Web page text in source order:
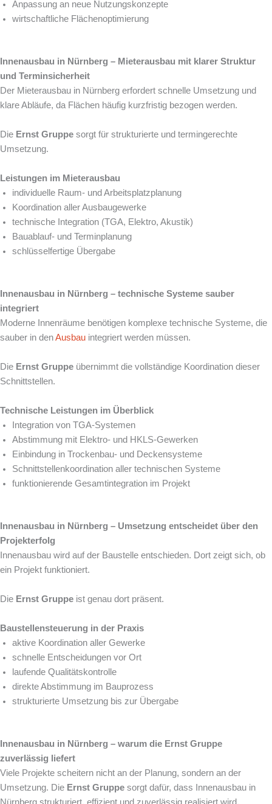
Anpassung an neue Nutzungskonzepte
wirtschaftliche Flächenoptimierung
Innenausbau in Nürnberg – Mieterausbau mit klarer Struktur
und Terminsicherheit
Der Mieterausbau in Nürnberg erfordert schnelle Umsetzung und
klare Abläufe, da Flächen häufig kurzfristig bezogen werden.
Die Ernst Gruppe sorgt für strukturierte und termingerechte
Umsetzung.
Leistungen im Mieterausbau
individuelle Raum- und Arbeitsplatzplanung
Koordination aller Ausbaugewerke
technische Integration (TGA, Elektro, Akustik)
Bauablauf- und Terminplanung
schlüsselfertige Übergabe
Innenausbau in Nürnberg – technische Systeme sauber
integriert
Moderne Innenräume benötigen komplexe technische Systeme, die
sauber in denAusbau integriert werden müssen.
Die Ernst Gruppe übernimmt die vollständige Koordination dieser
Schnittstellen.
Technische Leistungen im Überblick
Integration von TGA-Systemen
Abstimmung mit Elektro- und HKLS-Gewerken
Einbindung in Trockenbau- und Deckensysteme
Schnittstellenkoordination aller technischen Systeme
funktionierende Gesamtintegration im Projekt
Innenausbau in Nürnberg – Umsetzung entscheidet über den
Projekterfolg
Innenausbau wird auf der Baustelle entschieden. Dort zeigt sich, ob
ein Projekt funktioniert.
Die Ernst Gruppe ist genau dort präsent.
Baustellensteuerung in der Praxis
aktive Koordination aller Gewerke
schnelle Entscheidungen vor Ort
laufende Qualitätskontrolle
direkte Abstimmung im Bauprozess
strukturierte Umsetzung bis zur Übergabe
Innenausbau in Nürnberg – warum die Ernst Gruppe
zuverlässig liefert
Viele Projekte scheitern nicht an der Planung, sondern an der
Umsetzung. Die Ernst Gruppe sorgt dafür, dass Innenausbau in
Nürnberg strukturiert, effizient und zuverlässig realisiert wird.